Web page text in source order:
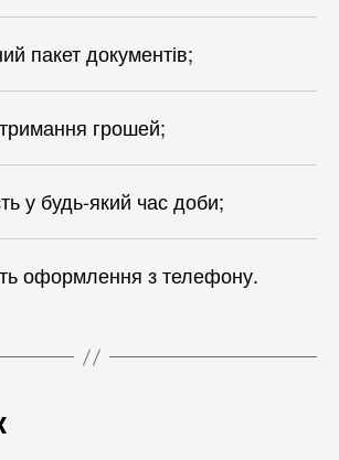
пакет документів;
грошей;
у будь-який час доби;
оформлення з телефону.